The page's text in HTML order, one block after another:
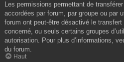
Les permissions permettant de
accordées par forum, par groupe ou par
forum ont peut-être désactivé le
concerné, ou seuls certains groupes
autorisation. Pour plus d’informations,
du forum.
Haut